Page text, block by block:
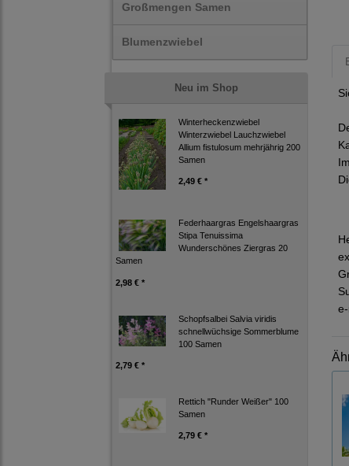
Großmengen Samen
Blumenzwiebel
Neu im Shop
Winterheckenzwiebel
Winterzwiebel Lauchzwiebel
Allium fistulosum mehrjährig 200
Samen
2,49 € *
Federhaargras Engelshaargras
Stipa Tenuissima
Wunderschönes Ziergras 20
Samen
2,98 € *
Schopfsalbei Salvia viridis
schnellwüchsige Sommerblume
100 Samen
2,79 € *
Rettich "Runder Weißer" 100
Samen
2,79 € *